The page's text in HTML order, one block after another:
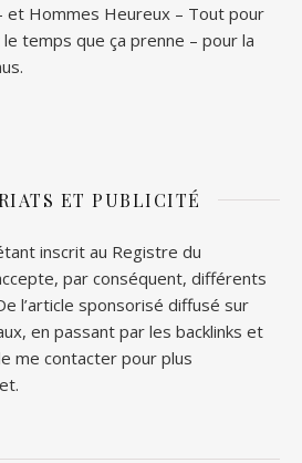
et Hommes Heureux – Tout pour
temps que ça prenne – pour la
ET PUBLICITÉ
inscrit au Registre du
par conséquent, différents
l’article sponsorisé diffusé sur
en passant par les backlinks et
me contacter pour plus